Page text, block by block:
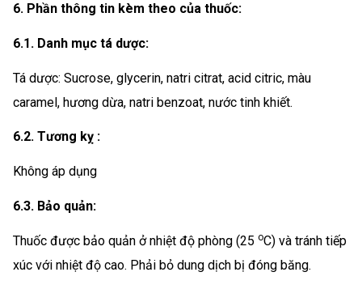
6. Phần thông tin kèm theo của thuốc:
6.1. Danh mục tá dược:
Tá dược: Sucrose, glycerin, natri citrat, acid citric, màu
caramel, hương dừa, natri benzoat, nước tinh khiết.
6.2. Tương kỵ :
Không áp dụng
6.3. Bảo quản:
Thuốc được bảo quản ở nhiệt độ phòng (25 oC) và tránh tiếp
xúc với nhiệt độ cao. Phải bỏ dung dịch bị đóng băng.